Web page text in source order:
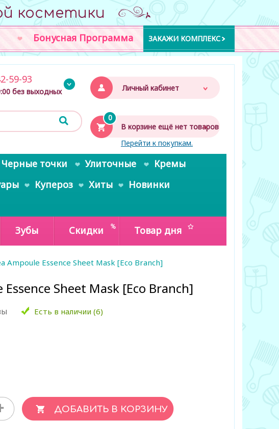
косметики
Бонусная Программа ЗАКАЖИ КОМПЛЕКС
Личный кабинет
0
В корзине ещё нет товаров
Перейти к покупкам.
59-93
без выходных
Черные точки Улиточные
Кремы
Купероз Хиты
Новинки
Зубы Скидки Товар дня
Ampoule Essence Sheet Mask [Eco Branch]
Sheet Mask [Eco Branch]
Есть в наличии (6)